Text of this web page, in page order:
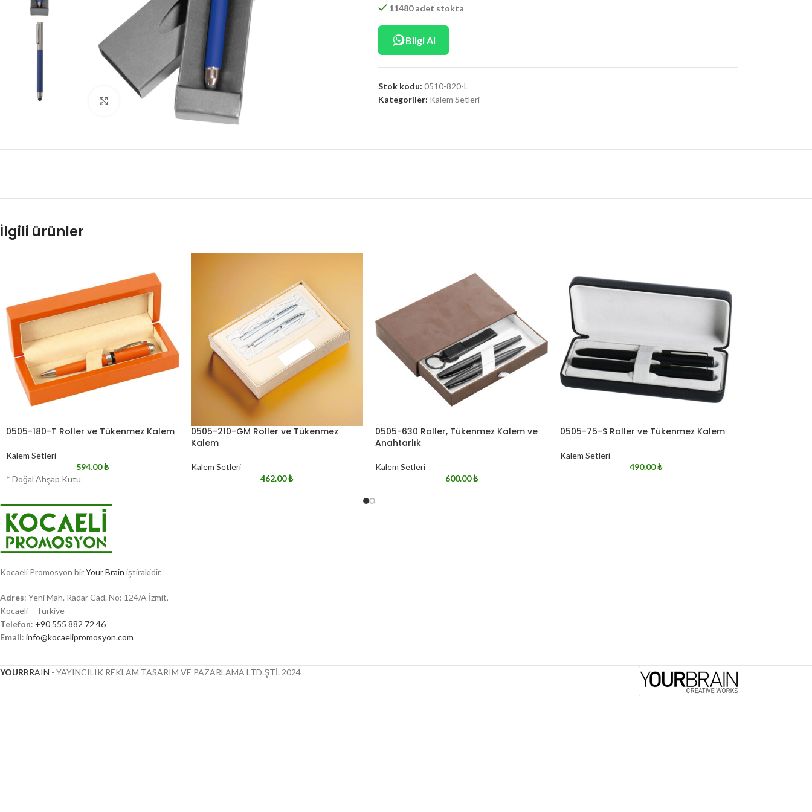
Click to enlarge
11480 adet stokta
Bilgi Al
Stok kodu: 0510-820-L
Kategoriler: Kalem Setleri
İlgili ürünler
0505-180-T Roller ve Tükenmez Kalem
Kalem Setleri
594.00₺
* Doğal Ahşap Kutu
0505-210-GM Roller ve Tükenmez
Kalem
Kalem Setleri
462.00₺
0505-630 Roller, Tükenmez Kalem ve
Anahtarlık
Kalem Setleri
600.00₺
0505-75-S Roller ve Tükenmez Kalem
Kalem Setleri
490.00₺
Kocaeli Promosyon birYour Brain iştirakidir.
Adres: Yeni Mah. Radar Cad. No: 124/A İzmit,
Kocaeli – Türkiye
Telefon: +90 555 882 72 46
Email: info@kocaelipromosyon.com
YOURBRAIN - YAYINCILIK REKLAM TASARIM VE PAZARLAMA LTD.ŞTİ. 2024